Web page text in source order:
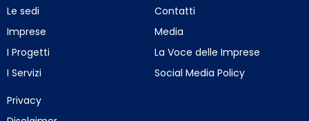
Le sedi
Imprese
I Progetti
I Servizi
Contatti
Media
La Voce delle Imprese
Social Media Policy
Privacy